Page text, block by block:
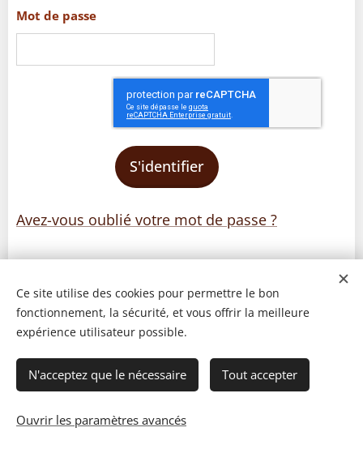
Mot de passe
S'identifier
Avez-vous oublié votre mot de passe ?
© 2023 Les recettes d'Henri-Luc. Tous droits réservés.
Ce site utilise des cookies pour permettre le bon
fonctionnement, la sécurité, et vous offrir la meilleure
expérience utilisateur possible.
N'acceptez que le nécessaire Tout accepter
Ouvrir les paramètres avancés